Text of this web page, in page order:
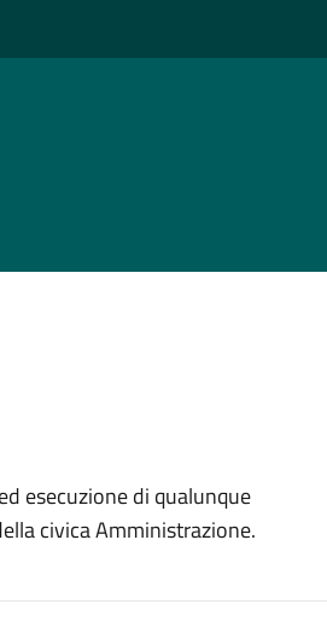
esecuzione di qualunque
civica Amministrazione.